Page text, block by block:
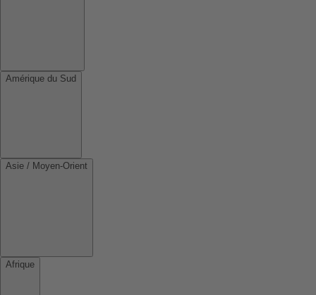
Amérique du Sud
Asie / Moyen-Orient
Afrique